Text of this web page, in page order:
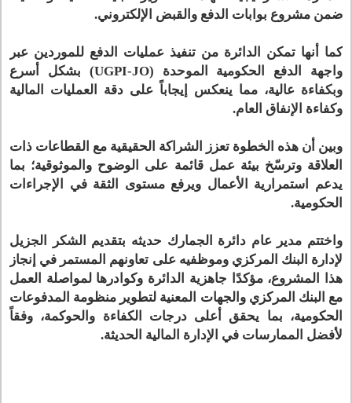
ضمن مشروع بوابات الدفع والقبض الإلكتروني.
كما أنها تمكن الدائرة من تنفيذ عمليات الدفع للموردين عبر
واجهة الدفع الحكومية الموحدة (UGPI-JO) بشكل أسرع
وبكفاءة عالية، مما ينعكس إيجاباً على دقة العمليات المالية
وكفاءة الإنفاق العام.
وبين أن هذه الخطوة تعزز الشراكة الحقيقية مع القطاعات ذات
العلاقة وترسّخ بيئة عمل قائمة على الوضوح والموثوقية؛ بما
يدعم استمرارية الأعمال ويرفع مستوى الثقة في الإجراءات
الحكومية.
واختتم مدير عام دائرة الجمارك حديثه بتقديم الشكر الجزيل
لإدارة البنك المركزي وموظفيه على تعاونهم المستمر في إنجاز
هذا المشروع، مؤكدًا جاهزية الدائرة وكوادرها لمواصلة العمل
مع البنك المركزي والجهات المعنية لتطوير منظومة المدفوعات
الحكومية، بما يحقق أعلى درجات الكفاءة والحوكمة، وفقاً
لأفضل الممارسات في الإدارة المالية الحديثة.